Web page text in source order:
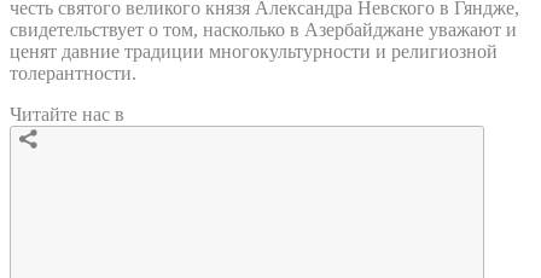
честь святого великого князя Александра Невского в Гяндже,
свидетельствует о том, насколько в Азербайджане уважают и
ценят давние традиции многокультурности и религиозной
толерантности.
Читайте нас в